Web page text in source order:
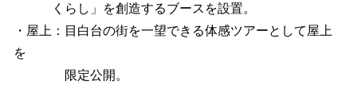
くらし」を創造するブースを設置。
・屋上：目白台の街を一望できる体感ツアーとして屋上
を
限定公開。